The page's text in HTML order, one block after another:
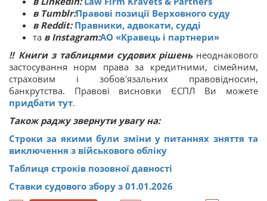
в Tumblr:Правові позиції Верховного суду
в Reddit:Правники, адвокати, судді
та в Instagram:АО «Кравець і партнери»
‼ Книги з таблицями судових рішеньнеоднакового
застосування норм права за кредитними, сімейним,
страховим і зобов'язальних правовідносин,
банкрутства. Правові висновки ЄСПЛ Ви можете
придбати тут.
Також раджу звернути увагу на:
Строки за якими були зміни у питаннях зняття та
виключення з військового обліку
Таблиця строків позовної давності
Ставки судового збору з 01.01.2026